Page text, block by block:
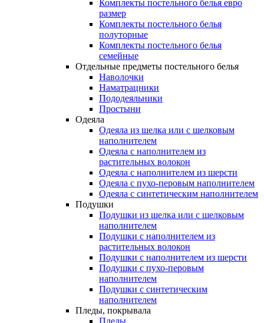
Комплекты постельного белья евро
размер
Комплекты постельного белья
полуторные
Комплекты постельного белья
семейные
Отдельные предметы постельного белья
Наволочки
Наматрацники
Пододеяльники
Простыни
Одеяла
Одеяла из шелка или с шелковым
наполнителем
Одеяла с наполнителем из
растительных волокон
Одеяла с наполнителем из шерсти
Одеяла с пухо-перовым наполнителем
Одеяла с синтетическим наполнителем
Подушки
Подушки из шелка или с шелковым
наполнителем
Подушки с наполнителем из
растительных волокон
Подушки с наполнителем из шерсти
Подушки с пухо-перовым
наполнителем
Подушки с синтетическим
наполнителем
Пледы, покрывала
Пледы